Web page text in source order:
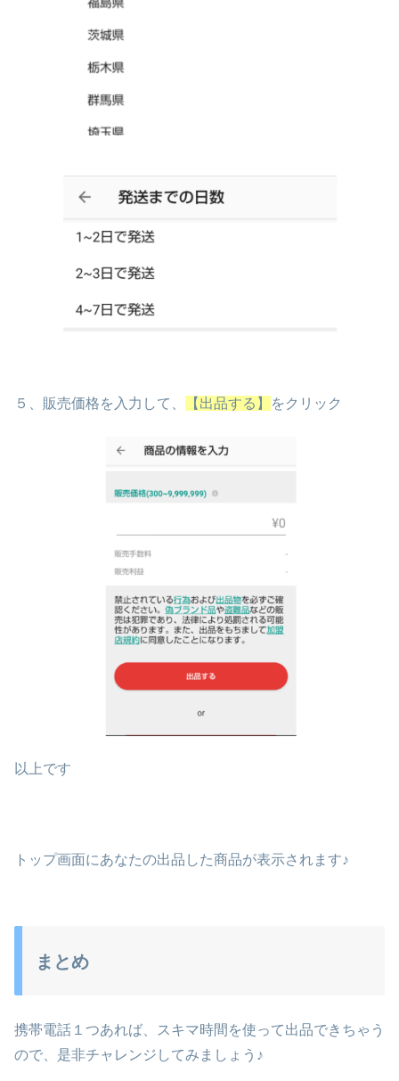
５、販売価格を入力して、 【出品する】 をクリック
以上です
トップ画面にあなたの出品した商品が表示されます♪
まとめ
携帯電話１つあれば、スキマ時間を使って出品できちゃう
ので、是非チャレンジしてみましょう♪